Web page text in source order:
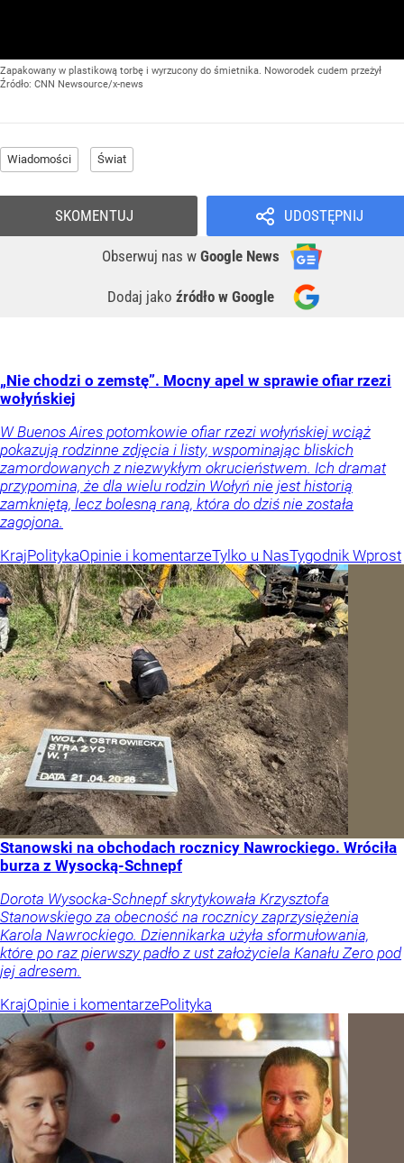
Zapakowany w plastikową torbę i wyrzucony do śmietnika. Noworodek cudem przeżył
Źródło: CNN Newsource/x-news
Wiadomości Świat
UDOSTĘPNIJ
Obserwuj nas w Google News
Dodaj jako źródło w Google
SKOMENTUJ
„Nie chodzi o zemstę”. Mocny apel w sprawie ofiar rzezi
wołyńskiej
W Buenos Aires potomkowie ofiar rzezi wołyńskiej wciąż
pokazują rodzinne zdjęcia i listy, wspominając bliskich
zamordowanych z niezwykłym okrucieństwem. Ich dramat
przypomina, że dla wielu rodzin Wołyń nie jest historią
zamkniętą, lecz bolesną raną, która do dziś nie została
zagojona.
KrajPolitykaOpinie i komentarzeTylko u NasTygodnik Wprost
Stanowski na obchodach rocznicy Nawrockiego. Wróciła
burza z Wysocką-Schnepf
Dorota Wysocka-Schnepf skrytykowała Krzysztofa
Stanowskiego za obecność na rocznicy zaprzysiężenia
Karola Nawrockiego. Dziennikarka użyła sformułowania,
które po raz pierwszy padło z ust założyciela Kanału Zero pod
jej adresem.
KrajOpinie i komentarzePolityka